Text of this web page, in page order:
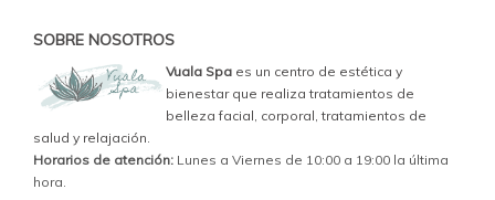
SOBRE NOSOTROS
Vuala Spa es un centro de estética y
bienestar que realiza tratamientos de
belleza facial, corporal, tratamientos de
salud y relajación.
Horarios de atención: Lunes a Viernes de 10:00 a 19:00 la última
hora.